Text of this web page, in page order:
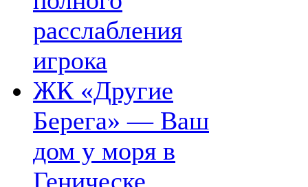
расслабления
игрока
ЖК «Другие
Берега» — Ваш
дом у моря в
Геническе